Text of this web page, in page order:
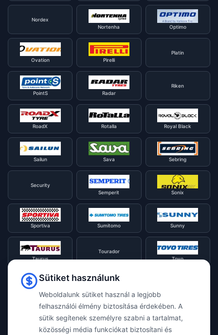
Nordex
Nortenha
Optimo
Ovation Pirelli
Platin
PointS Radar
Riken
RoadX Rotalla Royal Black
Sailun Sava Sebring
Security
Semperit
Sonix
Sportiva Sumitomo Sunny
Taurus
Tourador
Toyo
Tracmax
Triangle
Viking Voyager
Sütiket használunk
Weboldalunk sütiket használ a legjobb
felhasználói élmény biztosítása érdekében. A
sütik segítenek személyre szabni a tartalmat,
közösségi média funkciókat biztosítani és